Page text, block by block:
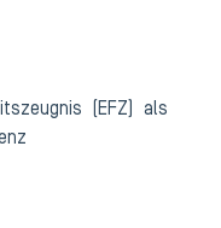
(EFZ) als